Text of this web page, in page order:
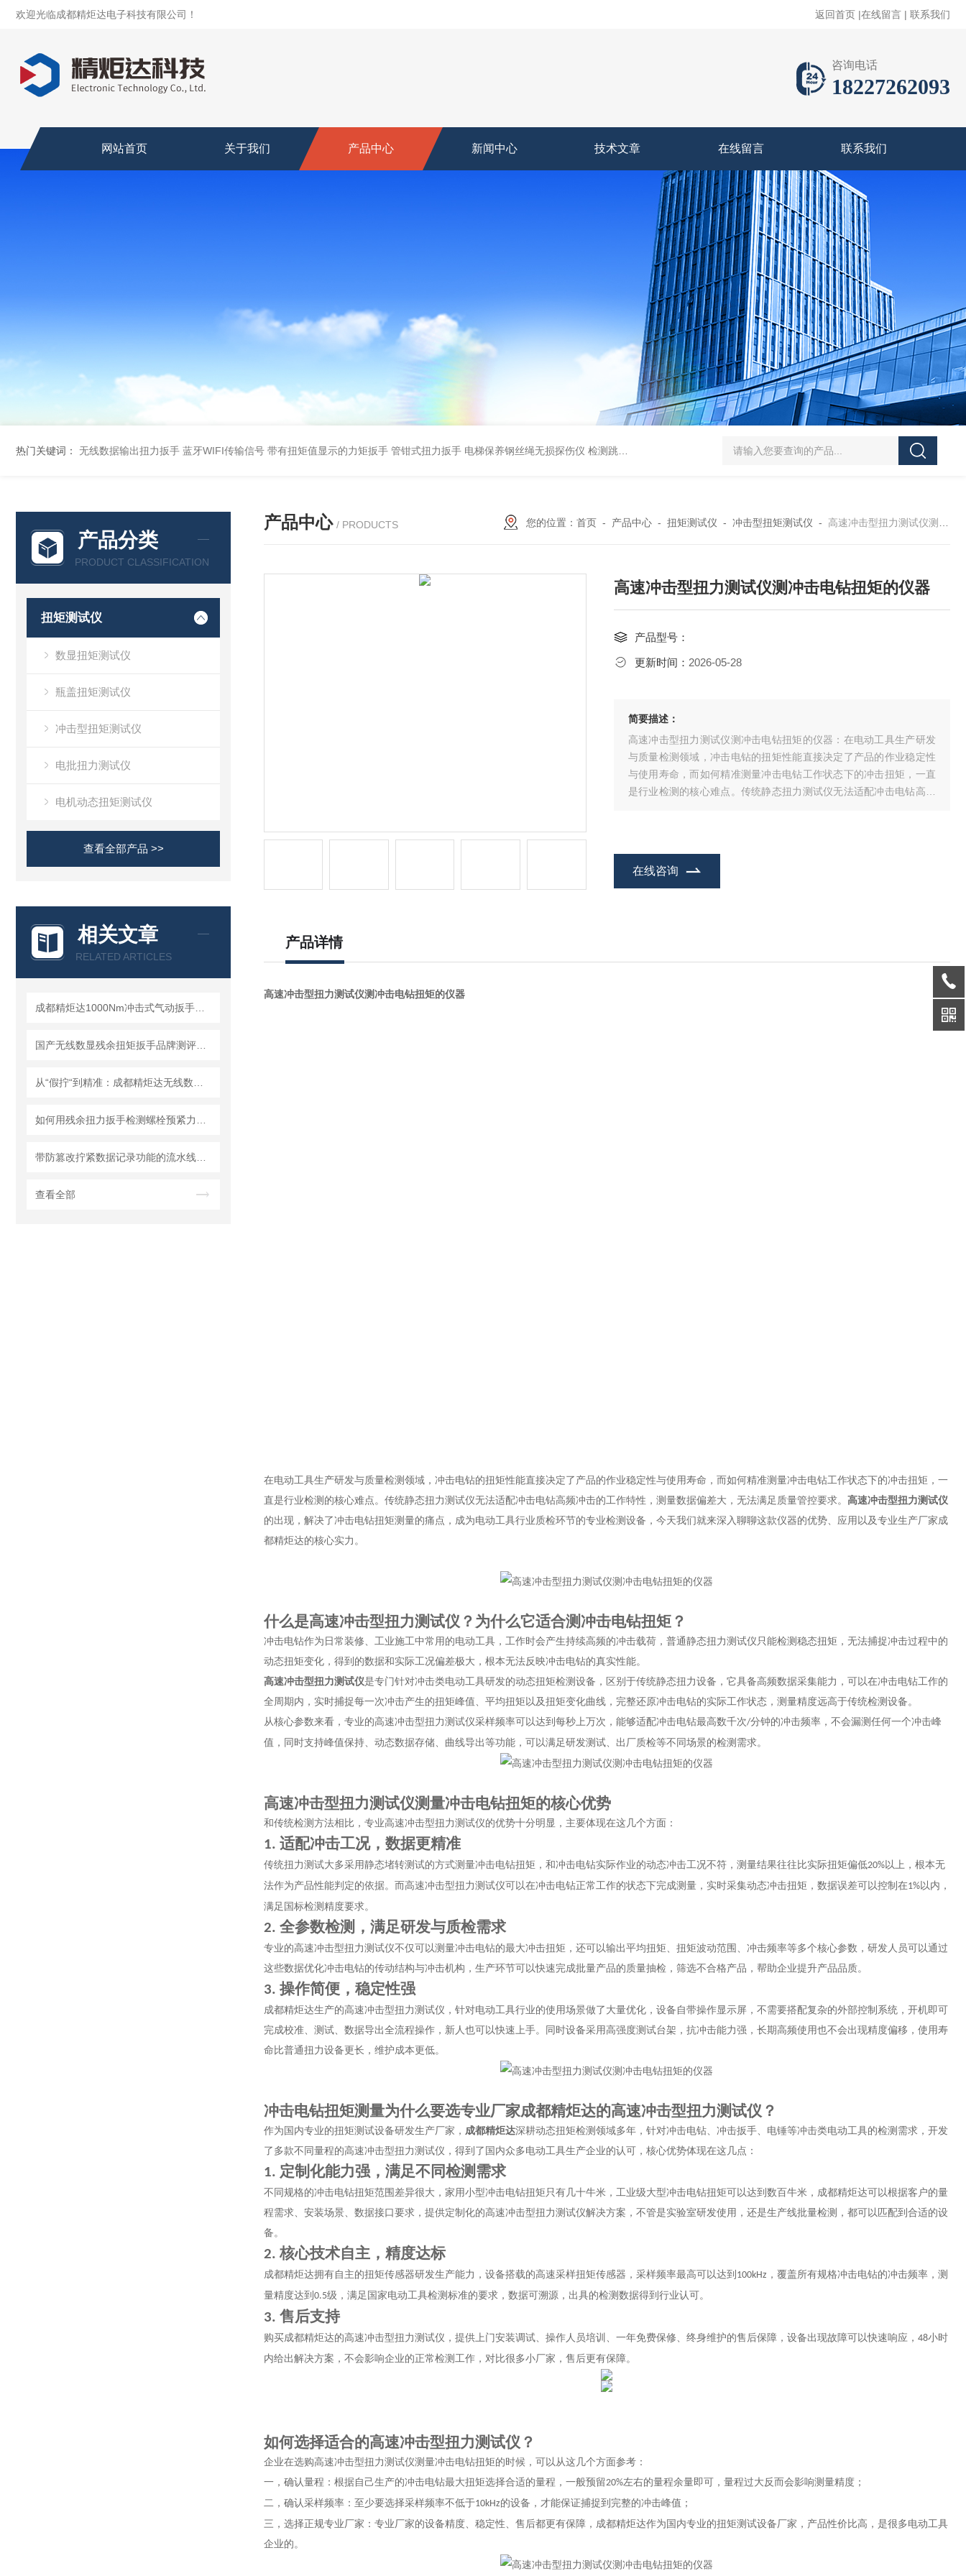
欢迎光临成都精炬达电子科技有限公司！ 返回首页 |在线留言 | 联系我们
咨询电话
18227262093
网站首页 关于我们 产品中心 新闻中心 技术文章 在线留言 联系我们
热门关键词： 无线数据输出扭力扳手 蓝牙WIFI传输信号 带有扭矩值显示的力矩扳手 管钳式扭力扳手 电梯保养钢丝绳无损探伤仪 检测跳丝/断丝 5-300N.m的扭矩扳手检定仪 机械扳手校准仪 JDSF100KN电子式拉
产品分类
PRODUCT CLASSIFICATION
扭矩测试仪
数显扭矩测试仪
瓶盖扭矩测试仪
冲击型扭矩测试仪
电批扭力测试仪
电机动态扭矩测试仪
查看全部产品 >>
相关文章
RELATED ARTICLES
查看全部
产品中心 / PRODUCTS 您的位置： 首页- 产品中心- 扭矩测试仪 - 冲击型扭矩测试仪 - 高速冲击型扭力测试仪测冲击电钻扭矩的仪器
高速冲击型扭力测试仪测冲击电钻扭矩的仪器
产品型号：
更新时间： 2026-05-28
简要描述：
高速冲击型扭力测试仪测冲击电钻扭矩的仪器：在电动工具生产研发
与质量检测领域，冲击电钻的扭矩性能直接决定了产品的作业稳定性
与使用寿命，而如何精准测量冲击电钻工作状态下的冲击扭矩，一直
是行业检测的核心难点。传统静态扭力测试仪无法适配冲击电钻高频
在线咨询
产品详情
高速冲击型扭力测试仪测冲击电钻扭矩的仪器
在电动工具生产研发与质量检测领域，冲击电钻的扭矩性能直接决定了产品的作业稳定性与使用寿命，而如何精准测量冲击电钻工作状态下的冲击扭矩，一
直是行业检测的核心难点。传统静态扭力测试仪无法适配冲击电钻高频冲击的工作特性，测量数据偏差大，无法满足质量管控要求。 高速冲击型扭力测试仪
的出现，解决了冲击电钻扭矩测量的痛点，成为电动工具行业质检环节的专业检测设备，今天我们就来深入聊聊这款仪器的优势、应用以及专业生产厂家成
都精炬达的核心实力。
什么是高速冲击型扭力测试仪？为什么它适合测冲击电钻扭矩？
冲击电钻作为日常装修、工业施工中常用的电动工具，工作时会产生持续高频的冲击载荷，普通静态扭力测试仪只能检测稳态扭矩，无法捕捉冲击过程中的
动态扭矩变化，得到的数据和实际工况偏差极大，根本无法反映冲击电钻的真实性能。
高速冲击型扭力测试仪是专门针对冲击类电动工具研发的动态扭矩检测设备，区别于传统静态扭力设备，它具备高频数据采集能力，可以在冲击电钻工作的
全周期内，实时捕捉每一次冲击产生的扭矩峰值、平均扭矩以及扭矩变化曲线，完整还原冲击电钻的实际工作状态，测量精度远高于传统检测设备。
从核心参数来看，专业的高速冲击型扭力测试仪采样频率可以达到每秒上万次，能够适配冲击电钻最高数千次/分钟的冲击频率，不会漏测任何一个冲击峰
值，同时支持峰值保持、动态数据存储、曲线导出等功能，可以满足研发测试、出厂质检等不同场景的检测需求。
高速冲击型扭力测试仪测量冲击电钻扭矩的核心优势
和传统检测方法相比，专业高速冲击型扭力测试仪的优势十分明显，主要体现在这几个方面：
1. 适配冲击工况，数据更精准
传统扭力测试大多采用静态堵转测试的方式测量冲击电钻扭矩，和冲击电钻实际作业的动态冲击工况不符，测量结果往往比实际扭矩偏低20%以上，根本无
法作为产品性能判定的依据。而高速冲击型扭力测试仪可以在冲击电钻正常工作的状态下完成测量，实时采集动态冲击扭矩，数据误差可以控制在1%以内，
满足国标检测精度要求。
2. 全参数检测，满足研发与质检需求
专业的高速冲击型扭力测试仪不仅可以测量冲击电钻的最大冲击扭矩，还可以输出平均扭矩、扭矩波动范围、冲击频率等多个核心参数，研发人员可以通过
这些数据优化冲击电钻的传动结构与冲击机构，生产环节可以快速完成批量产品的质量抽检，筛选不合格产品，帮助企业提升产品品质。
3. 操作简便，稳定性强
成都精炬达生产的高速冲击型扭力测试仪，针对电动工具行业的使用场景做了大量优化，设备自带操作显示屏，不需要搭配复杂的外部控制系统，开机即可
完成校准、测试、数据导出全流程操作，新人也可以快速上手。同时设备采用高强度测试台架，抗冲击能力强，长期高频使用也不会出现精度偏移，使用寿
命比普通扭力设备更长，维护成本更低。
冲击电钻扭矩测量为什么要选专业厂家成都精炬达的高速冲击型扭力测试仪？
作为国内专业的扭矩测试设备研发生产厂家， 成都精炬达深耕动态扭矩检测领域多年，针对冲击电钻、冲击扳手、电锤等冲击类电动工具的检测需求，开发
了多款不同量程的高速冲击型扭力测试仪，得到了国内众多电动工具生产企业的认可，核心优势体现在这几点：
1. 定制化能力强，满足不同检测需求
不同规格的冲击电钻扭矩范围差异很大，家用小型冲击电钻扭矩只有几十牛米，工业级大型冲击电钻扭矩可以达到数百牛米，成都精炬达可以根据客户的量
程需求、安装场景、数据接口要求，提供定制化的高速冲击型扭力测试仪解决方案，不管是实验室研发使用，还是生产线批量检测，都可以匹配到合适的设
备。
2. 核心技术自主，精度达标
成都精炬达拥有自主的扭矩传感器研发生产能力，设备搭载的高速采样扭矩传感器，采样频率最高可以达到 100kHz ，覆盖所有规格冲击电钻的冲击频率，测
量精度达到 0.5级，满足国家电动工具检测标准的要求，数据可溯源，出具的检测数据得到行业认可。
3. 售后支持
购买成都精炬达的高速冲击型扭力测试仪，提供上门安装调试、操作人员培训、一年免费保修、终身维护的售后保障，设备出现故障可以快速响应， 48小时
内给出解决方案，不会影响企业的正常检测工作，对比很多小厂家，售后更有保障。
如何选择适合的高速冲击型扭力测试仪？
企业在选购高速冲击型扭力测试仪测量冲击电钻扭矩的时候，可以从这几个方面参考：
一，确认量程：根据自己生产的冲击电钻最大扭矩选择合适的量程，一般预留20%左右的量程余量即可，量程过大反而会影响测量精度；
二，确认采样频率：至少要选择采样频率不低于10kHz的设备，才能保证捕捉到完整的冲击峰值；
三，选择正规专业厂家：专业厂家的设备精度、稳定性、售后都更有保障，成都精炬达作为国内专业的扭矩测试设备厂家，产品性价比高，是很多电动工具
企业的。